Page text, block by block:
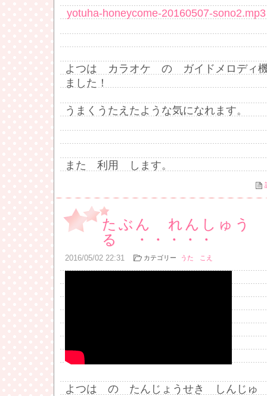
yotuha-honeycome-20160507-sono2.mp3
よつは カラオケ の ガイドメロディ
ました！
うまくうたえたような気になれます。
また 利用 します。
たぶん れんしゅう
る ・・・・・
2016/05/02 22:31 カテゴリー うた こえ
よつは の たんじょうせき しんじゅ